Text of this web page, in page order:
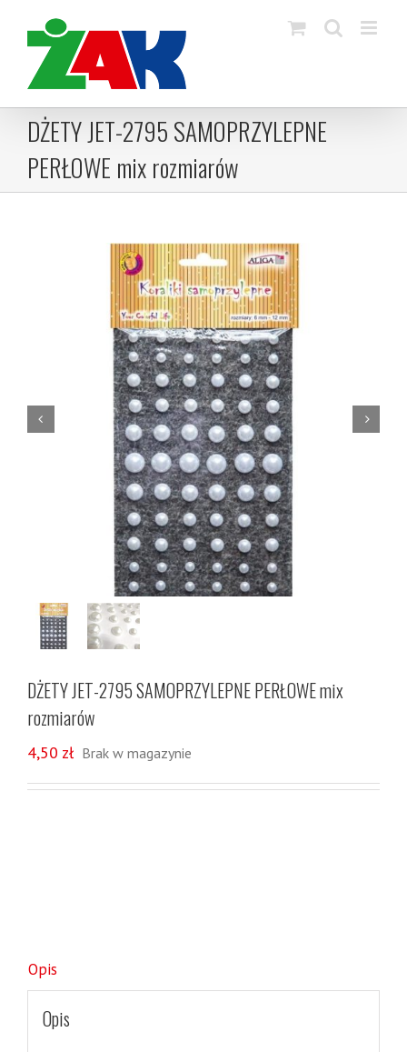
content
DŻETY JET-2795 SAMOPRZYLEPNE
PERŁOWE mix rozmiarów
 
DŻETY JET-2795 SAMOPRZYLEPNE PERŁOWE mix
rozmiarów
4,50 zł Brak w magazynie
Opis
Opis